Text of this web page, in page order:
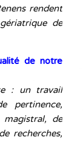
rendent
de
de notre
: un travail
pertinence,
magistral, de
recherches,